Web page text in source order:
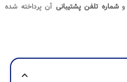
وشماره تلفن پشتیبانی آن پرداخته شده
expand_more